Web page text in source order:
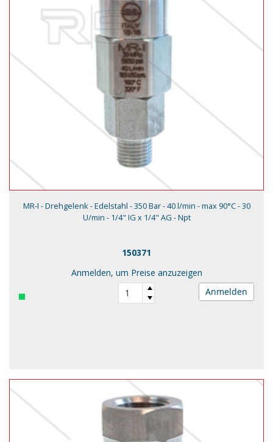
MR-I - Drehgelenk - Edelstahl - 350 Bar - 40 l/min - max 90°C - 30
U/min - 1/4" IG x 1/4" AG - Npt
150371
Anmelden, um Preise anzuzeigen
Anmelden